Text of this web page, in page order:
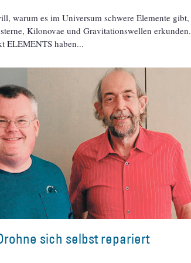
warum es im Universum schwere Elemente gibt,
Kilonovae und Gravitationswellen erkunden.
ELEMENTS haben
sich selbst repariert